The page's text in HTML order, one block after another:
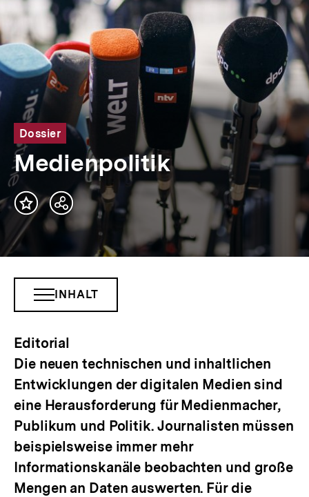
Dossier
Medienpolitik
Teilen
Optionen
anzeigen
INHALTSNAVIGATION
ÖFFNEN
INHALT
Editorial
Die neuen technischen und inhaltlichen
Entwicklungen der digitalen Medien sind
eine Herausforderung für Medienmacher,
Publikum und Politik. Journalisten müssen
beispielsweise immer mehr
Informationskanäle beobachten und große
Mengen an Daten auswerten. Für die